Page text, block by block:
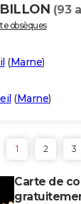
(93
obsèques
(Marne)
(Marne)
1 2 3
Carte de